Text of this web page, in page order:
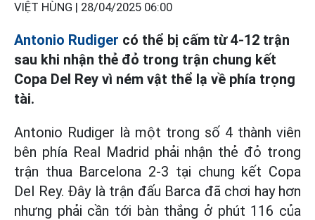
VIỆT HÙNG | 28/04/2025 06:00
Antonio Rudiger có thể bị cấm từ 4-12 trận
sau khi nhận thẻ đỏ trong trận chung kết
Copa Del Rey vì ném vật thể lạ về phía trọng
tài.
Antonio Rudiger là một trong số 4 thành viên
bên phía Real Madrid phải nhận thẻ đỏ trong
trận thua Barcelona 2-3 tại chung kết Copa
Del Rey. Đây là trận đấu Barca đã chơi hay hơn
nhưng phải cần tới bàn thắng ở phút 116 của